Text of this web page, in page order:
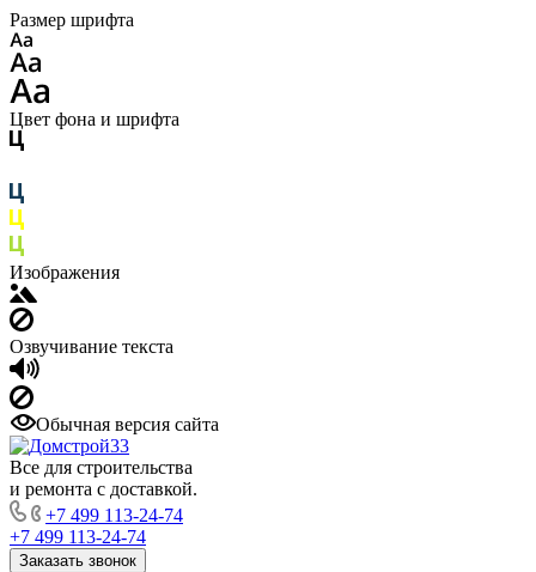
Размер шрифта
Цвет фона и шрифта
Изображения
Озвучивание текста
Обычная версия сайта
Все для строительства
и ремонта с доставкой.
+7 499 113-24-74
+7 499 113-24-74
Заказать звонок